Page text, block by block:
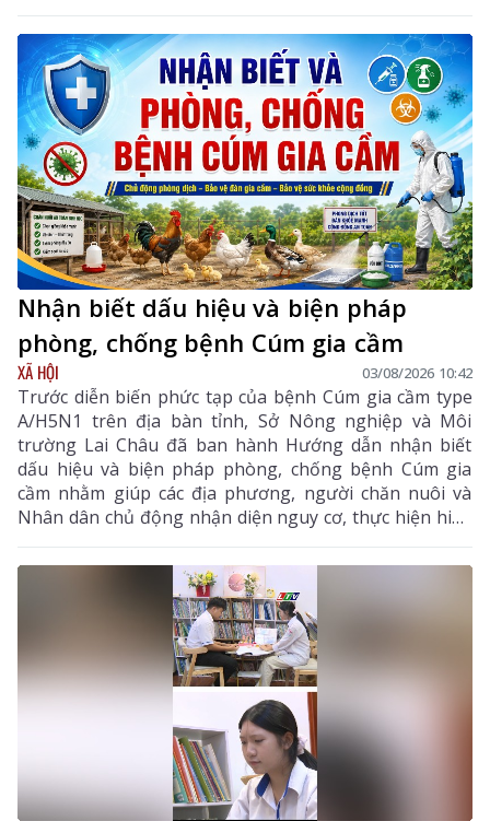
Nhận biết dấu hiệu và biện pháp
phòng, chống bệnh Cúm gia cầm
XÃ HỘI 03/08/2026 10:42
Trước diễn biến phức tạp của bệnh Cúm gia cầm type
A/H5N1 trên địa bàn tỉnh, Sở Nông nghiệp và Môi
trường Lai Châu đã ban hành Hướng dẫn nhận biết
dấu hiệu và biện pháp phòng, chống bệnh Cúm gia
cầm nhằm giúp các địa phương, người chăn nuôi và
Nhân dân chủ động nhận diện nguy cơ, thực hiện hiệu
quả các biện pháp phòng, chống dịch, hạn chế lây lan,
bảo vệ đàn gia cầm, sức khỏe cộng đồng và ổn định
sản xuất chăn nuôi. Hướng dẫn tập trung vào các nội
dung chính gồm: đặc điểm dịch tễ của bệnh, dấu hiệu
nhận biết, các biện pháp phòng bệnh, tiêm phòng vắc
xin, giám sát, xử lý ổ dịch và trách nhiệm của chính
quyền, người chăn nuôi, người tiêu dùng trong công